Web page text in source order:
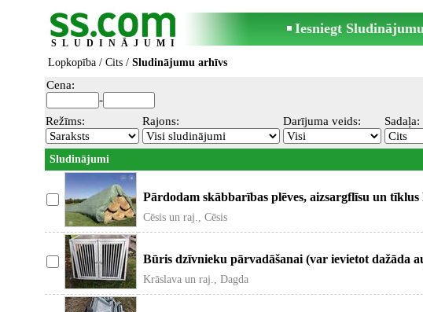
SLUDINĀJUMI
Iesniegt
Lopkopība / Cits / Sludinājumu arhīvs
Cena:
-
Režīms:
Rajons: Darījuma veids: Sadaļa:
Sludinājumi
Pārdodam skābbarības plēves, aizsargflīsu un
Cēsis un raj., Cēsis
Būris dzīvnieku pārvadāšanai (var ievietot dažāda
Krāslava un raj., Dagda